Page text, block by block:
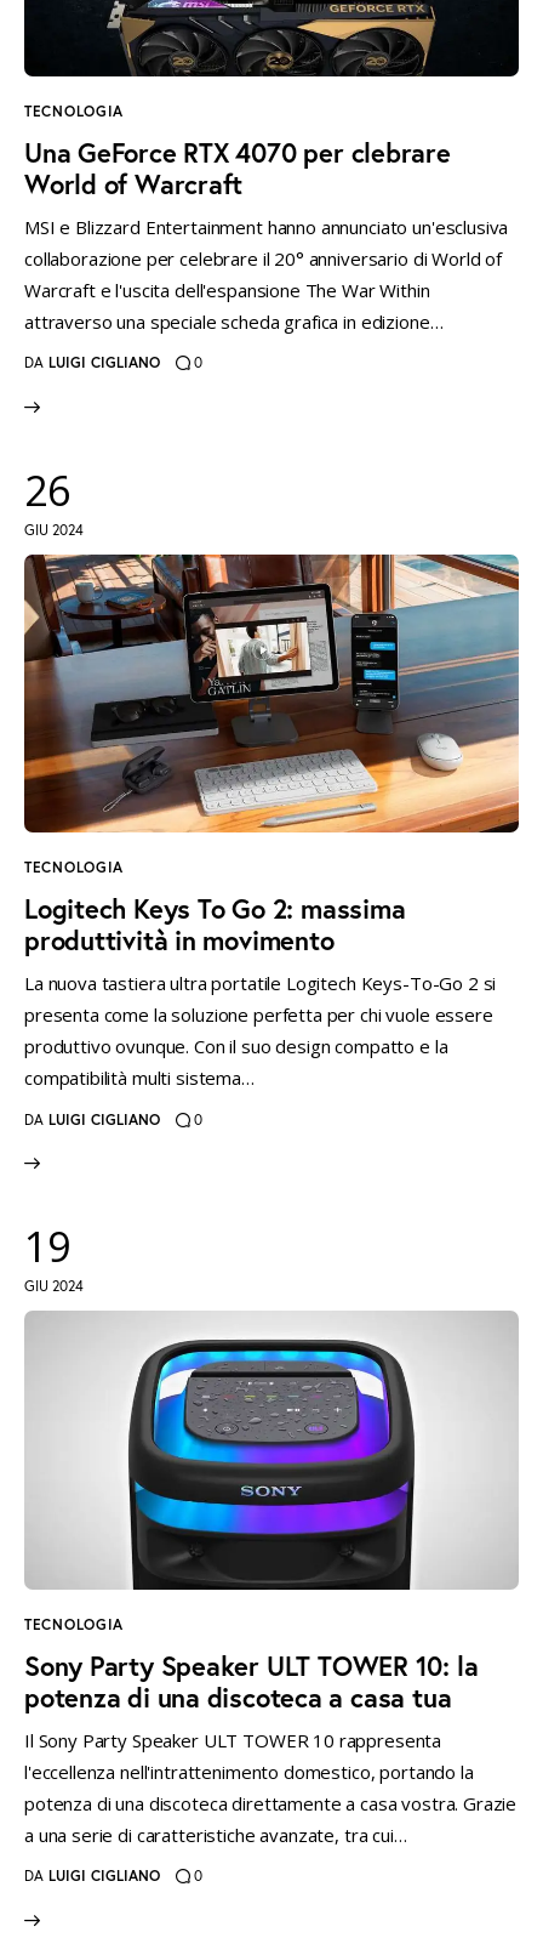
TECNOLOGIA
Una GeForce RTX 4070 per clebrare
World of Warcraft
MSI e Blizzard Entertainment hanno annunciato un'esclusiva
collaborazione per celebrare il 20° anniversario di World of
Warcraft e l'uscita dell'espansione The War Within
attraverso una speciale scheda grafica in edizione…
DA LUIGI CIGLIANO 0
26
GIU 2024
TECNOLOGIA
Logitech Keys To Go 2: massima
produttività in movimento
La nuova tastiera ultra portatile Logitech Keys-To-Go 2 si
presenta come la soluzione perfetta per chi vuole essere
produttivo ovunque. Con il suo design compatto e la
compatibilità multi sistema…
DA LUIGI CIGLIANO 0
19
GIU 2024
TECNOLOGIA
Sony Party Speaker ULT TOWER 10: la
potenza di una discoteca a casa tua
Il Sony Party Speaker ULT TOWER 10 rappresenta
l'eccellenza nell'intrattenimento domestico, portando la
potenza di una discoteca direttamente a casa vostra. Grazie
a una serie di caratteristiche avanzate, tra cui…
DA LUIGI CIGLIANO 0